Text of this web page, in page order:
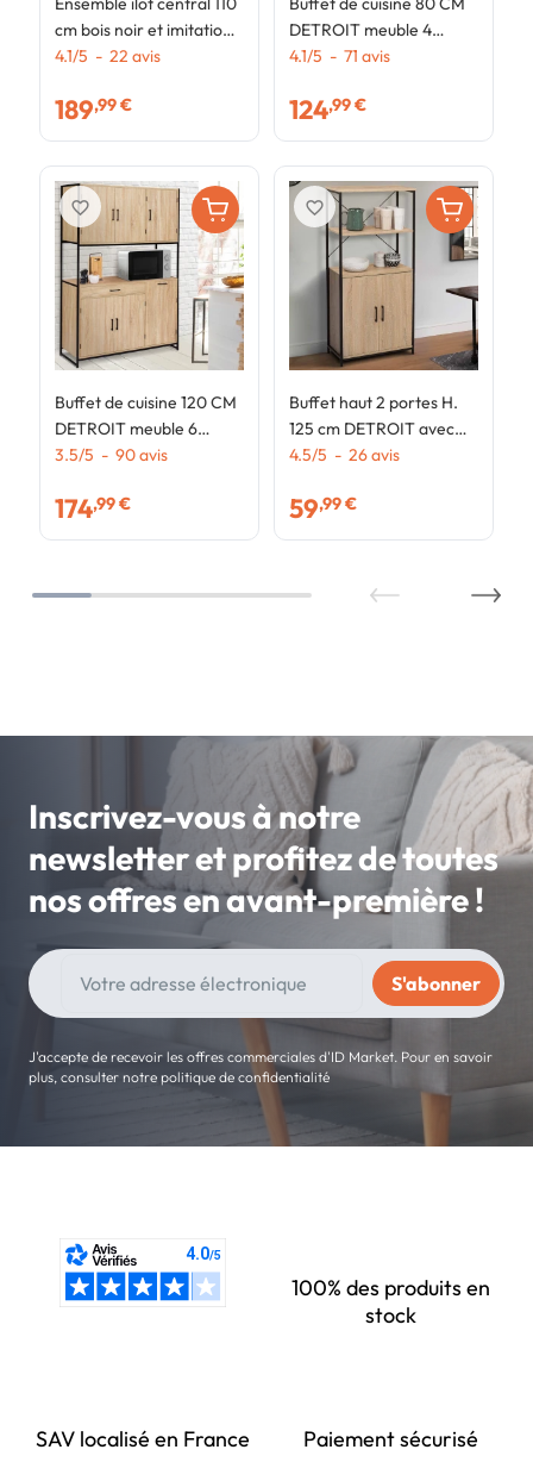
cm bois noir et imitation
hêtre et 4 tabourets
4.1/5 - 22 avis
189,99 €
Buffet de cuisine 120 CM
DETROIT meuble 6
portes design industriel +
3.5/5 - 90avis
174,99 €
favorite_border
DETROIT meuble 4
portes design industriel +
4.1/5 - 71 avis
124,99 €
Buffet haut 2 portes H.
125 cm DETROIT avec
étagères design
4.5/5 - 26avis
59,99 €
favorite_border
Inscrivez-vous à notre
newsletter et profitez de toutes
nos offres en avant-première !
J'accepte de recevoir les offres commerciales d'ID Market. Pour en savoir
plus, consulter notre politique de confidentialité
100% des produits en
stock
SAV localisé en France Paiement sécurisé